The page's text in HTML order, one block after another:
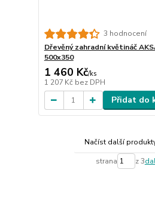
3 hodnocení
Dřevěný zahradní květináč
500x350
1 460 Kč/ks
1 207 Kč bez DPH
Přidat do
Načíst další
strana z 3